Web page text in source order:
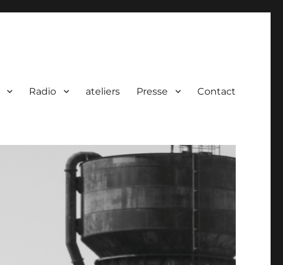
Radio ateliers Presse Contact